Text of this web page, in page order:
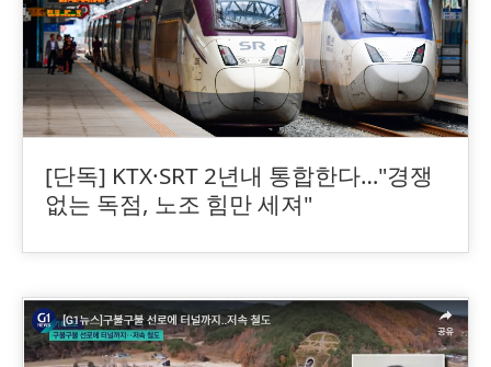
[단독] KTX·SRT 2년내 통합한다…"경쟁
없는 독점, 노조 힘만 세져"